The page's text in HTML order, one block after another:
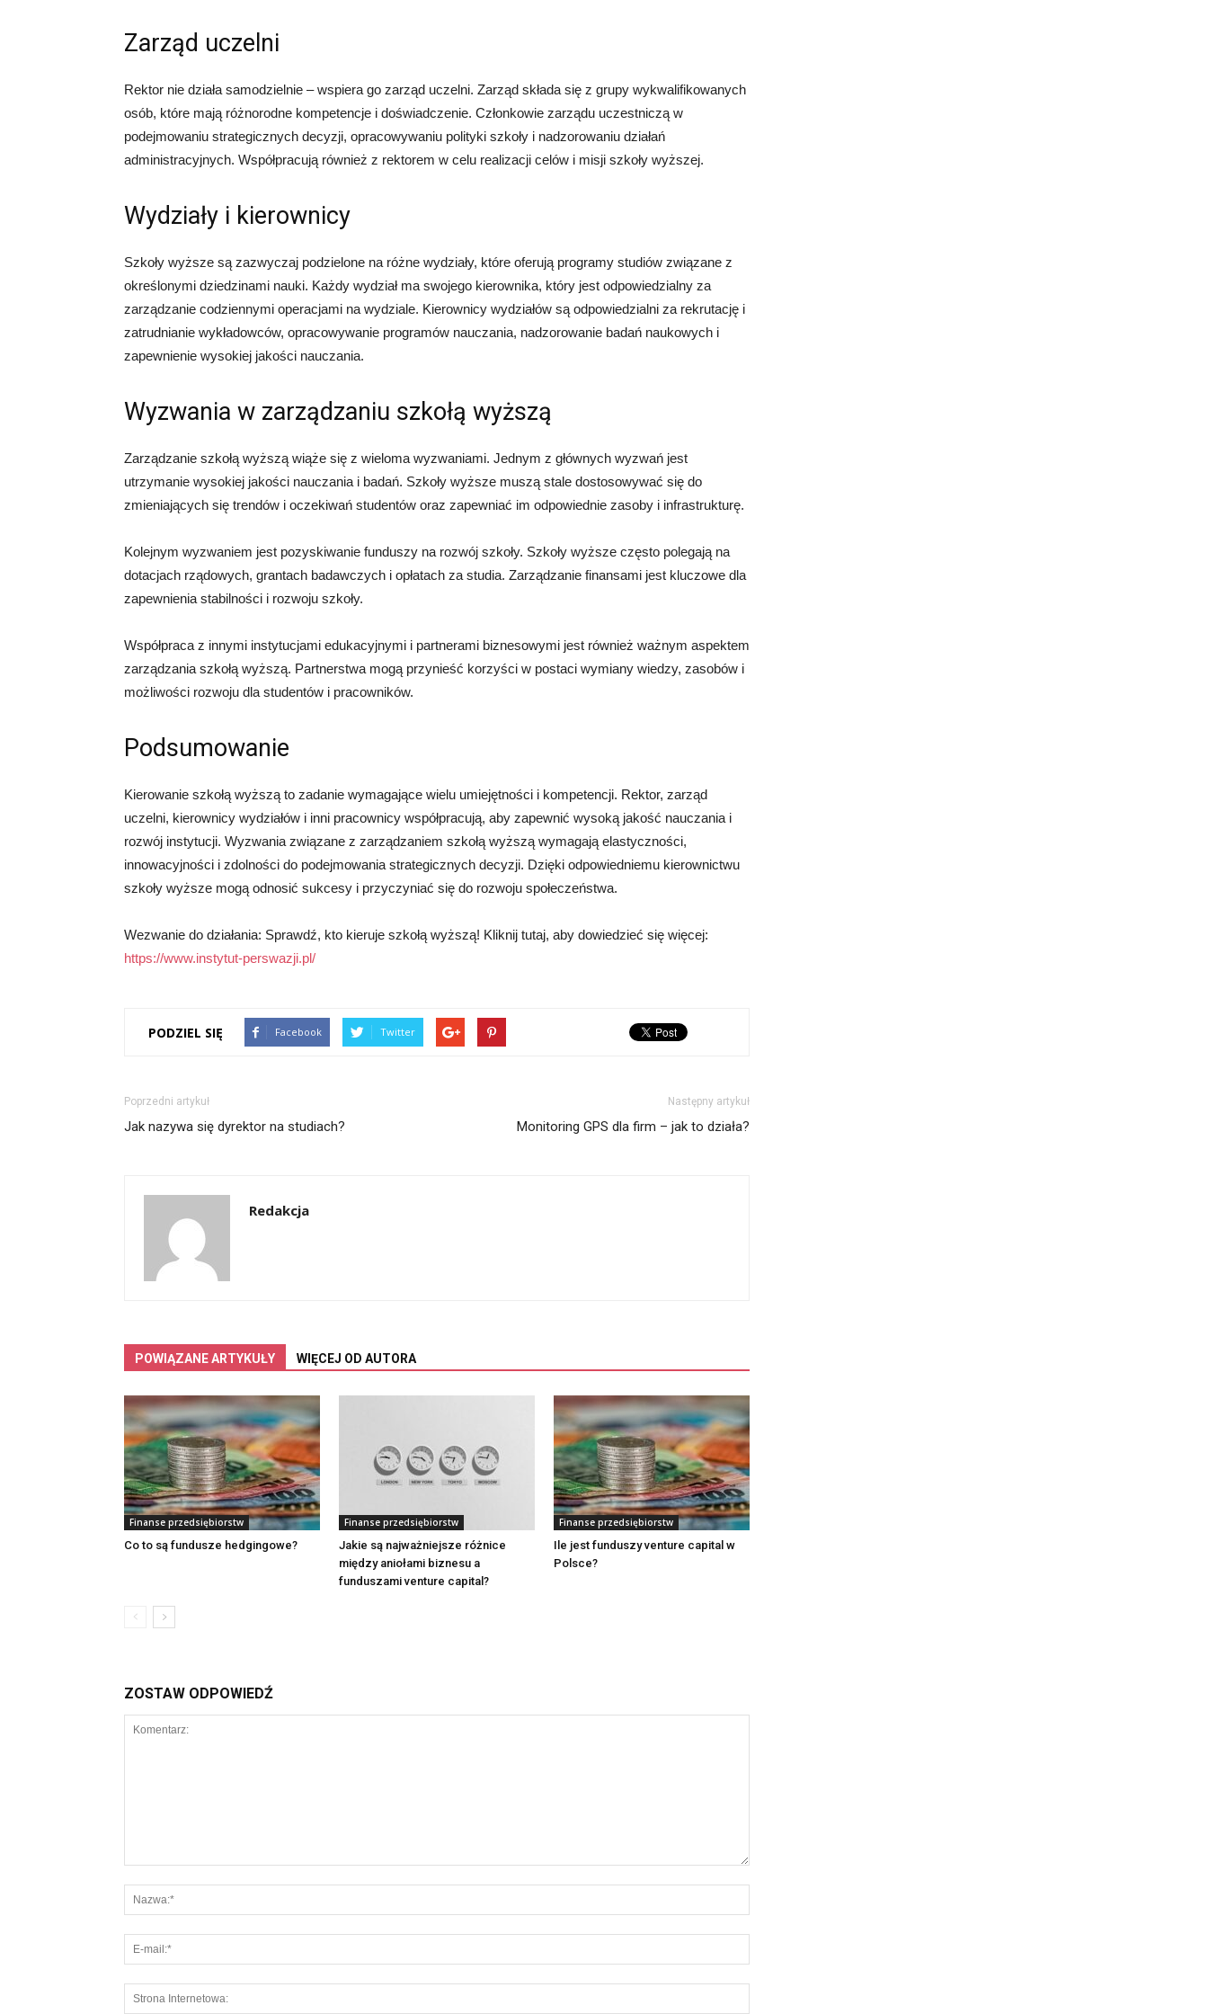
Zarząd uczelni
Rektor nie działa samodzielnie – wspiera go zarząd uczelni. Zarząd składa się z grupy wykwalifikowanych
osób, które mają różnorodne kompetencje i doświadczenie. Członkowie zarządu uczestniczą w
podejmowaniu strategicznych decyzji, opracowywaniu polityki szkoły i nadzorowaniu działań
administracyjnych. Współpracują również z rektorem w celu realizacji celów i misji szkoły wyższej.
Wydziały i kierownicy
Szkoły wyższe są zazwyczaj podzielone na różne wydziały, które oferują programy studiów związane z
określonymi dziedzinami nauki. Każdy wydział ma swojego kierownika, który jest odpowiedzialny za
zarządzanie codziennymi operacjami na wydziale. Kierownicy wydziałów są odpowiedzialni za rekrutację i
zatrudnianie wykładowców, opracowywanie programów nauczania, nadzorowanie badań naukowych i
zapewnienie wysokiej jakości nauczania.
Wyzwania w zarządzaniu szkołą wyższą
Zarządzanie szkołą wyższą wiąże się z wieloma wyzwaniami. Jednym z głównych wyzwań jest
utrzymanie wysokiej jakości nauczania i badań. Szkoły wyższe muszą stale dostosowywać się do
zmieniających się trendów i oczekiwań studentów oraz zapewniać im odpowiednie zasoby i infrastrukturę.
Kolejnym wyzwaniem jest pozyskiwanie funduszy na rozwój szkoły. Szkoły wyższe często polegają na
dotacjach rządowych, grantach badawczych i opłatach za studia. Zarządzanie finansami jest kluczowe dla
zapewnienia stabilności i rozwoju szkoły.
Współpraca z innymi instytucjami edukacyjnymi i partnerami biznesowymi jest również ważnym aspektem
zarządzania szkołą wyższą. Partnerstwa mogą przynieść korzyści w postaci wymiany wiedzy, zasobów i
możliwości rozwoju dla studentów i pracowników.
Podsumowanie
Kierowanie szkołą wyższą to zadanie wymagające wielu umiejętności i kompetencji. Rektor, zarząd
uczelni, kierownicy wydziałów i inni pracownicy współpracują, aby zapewnić wysoką jakość nauczania i
rozwój instytucji. Wyzwania związane z zarządzaniem szkołą wyższą wymagają elastyczności,
innowacyjności i zdolności do podejmowania strategicznych decyzji. Dzięki odpowiedniemu kierownictwu
szkoły wyższe mogą odnosić sukcesy i przyczyniać się do rozwoju społeczeństwa.
Wezwanie do działania: Sprawdź, kto kieruje szkołą wyższą! Kliknij tutaj, aby dowiedzieć się więcej:
https://www.instytut-perswazji.pl/
PODZIEL SIĘ Facebook Twitter
Poprzedni artykuł
Jak nazywa się dyrektor na studiach?
Następny artykuł
Monitoring GPS dla firm – jak to działa?
Redakcja
POWIĄZANE ARTYKUŁY WIĘCEJ OD AUTORA
Finanse przedsiębiorstw
Co to są fundusze hedgingowe?
Finanse przedsiębiorstw
Jakie są najważniejsze różnice
między aniołami biznesu a
funduszami venture capital?
Finanse przedsiębiorstw
Ile jest funduszy venture capital w
Polsce?
ZOSTAW ODPOWIEDŹ